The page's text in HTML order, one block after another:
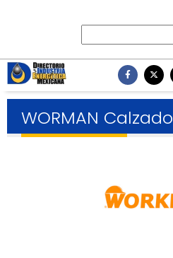
WORMAN Calzado